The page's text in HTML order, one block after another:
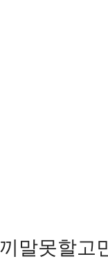
말못할고